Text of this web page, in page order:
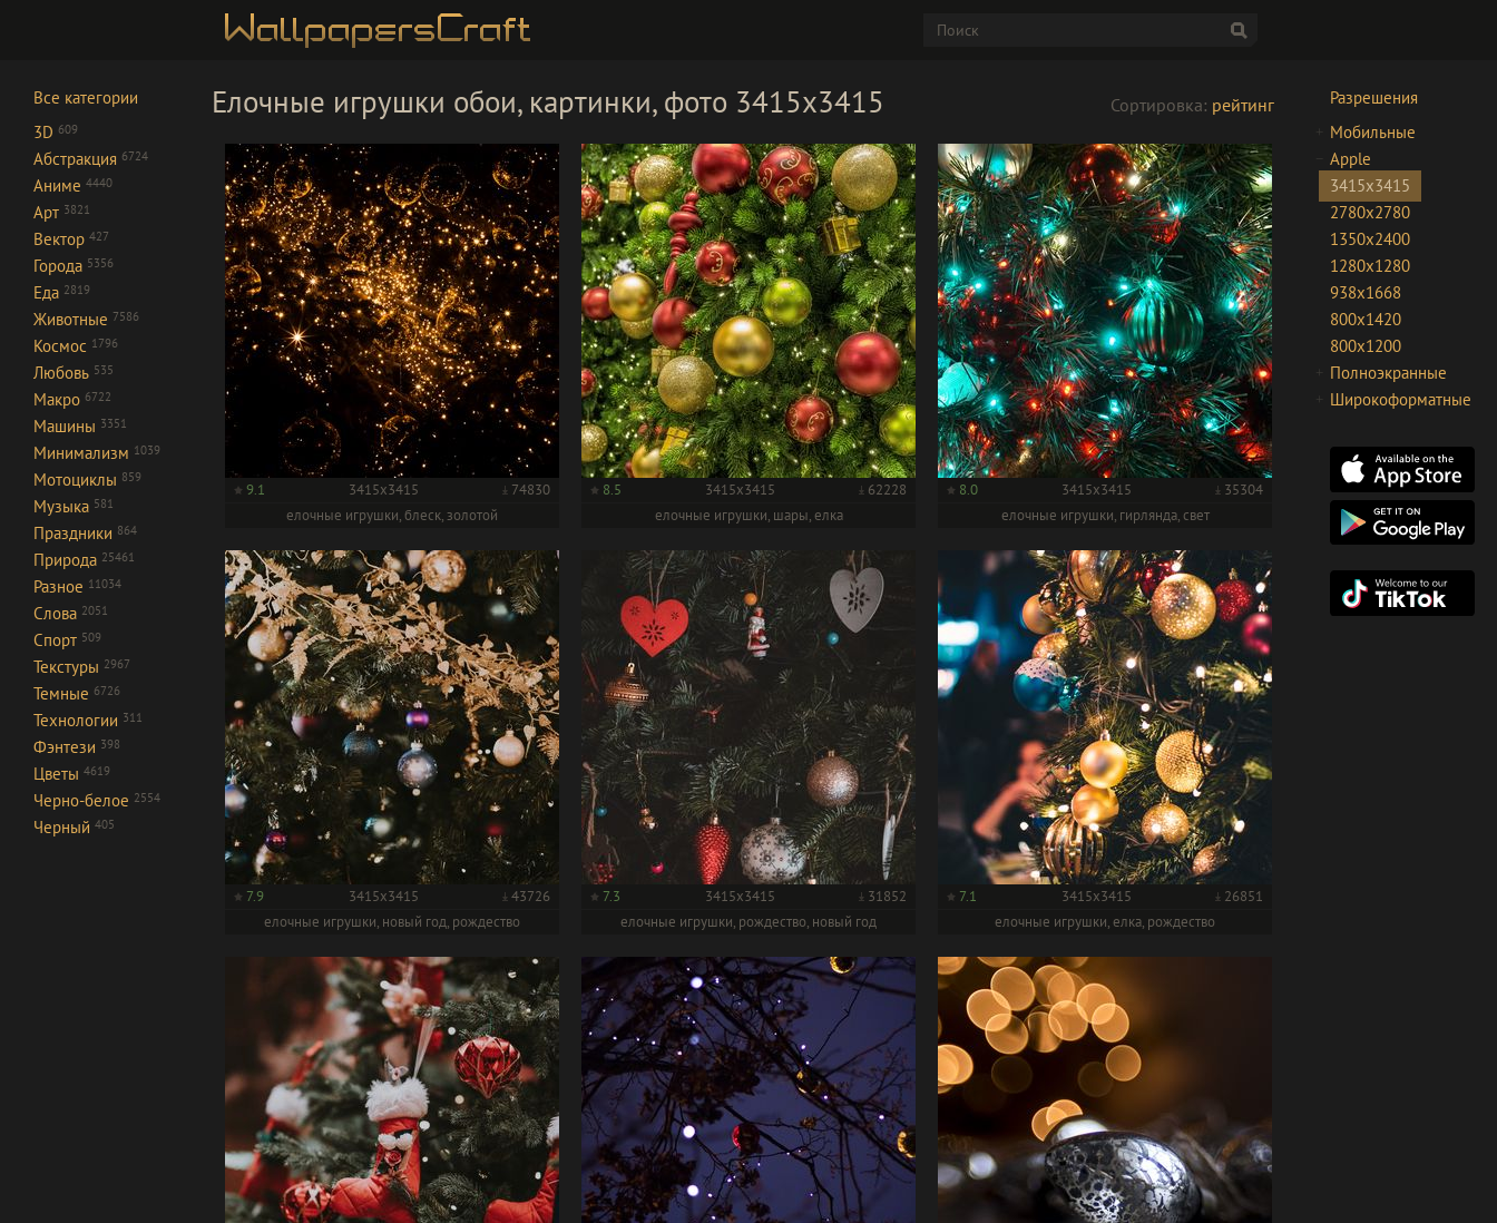
Все категории
3D 609
Абстракция 6724
Аниме 4440
Арт 3821
Вектор 427
Города 5356
Еда 2819
Животные 7586
Космос 1796
Любовь 535
Макро 6722
Машины 3351
Минимализм 1039
Мотоциклы 859
Музыка 581
Праздники 864
Природа 25461
Разное 11034
Слова 2051
Спорт 509
Текстуры 2967
Темные 6726
Технологии 311
Фэнтези 398
Цветы 4619
Черно-белое 2554
Черный 405
Елочные игрушки обои, картинки, фото 3415x3415 Сортировка: рейтинг
9.1 3415x3415
74830
елочные игрушки, блеск, золотой
8.5 3415x3415
62228
елочные игрушки, шары, елка
8.0 3415x3415
35304
елочные игрушки, гирлянда, свет
7.9 3415x3415
43726
елочные игрушки, новый год, рождество
7.3 3415x3415
31852
елочные игрушки, рождество, новый год
7.1 3415x3415
26851
елочные игрушки, елка, рождество
Разрешения
Мобильные
Apple
3415x3415
2780x2780
1350x2400
1280x1280
938x1668
800x1420
800x1200
Полноэкранные
Широкоформатные